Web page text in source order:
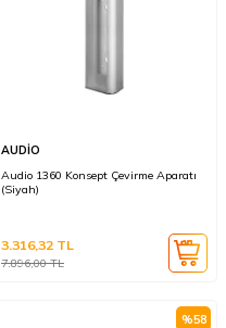
AUDİO
Audio 1360 Konsept Çevirme Aparatı
(Siyah)
7.896,00TL
3.316,32 TL
%58